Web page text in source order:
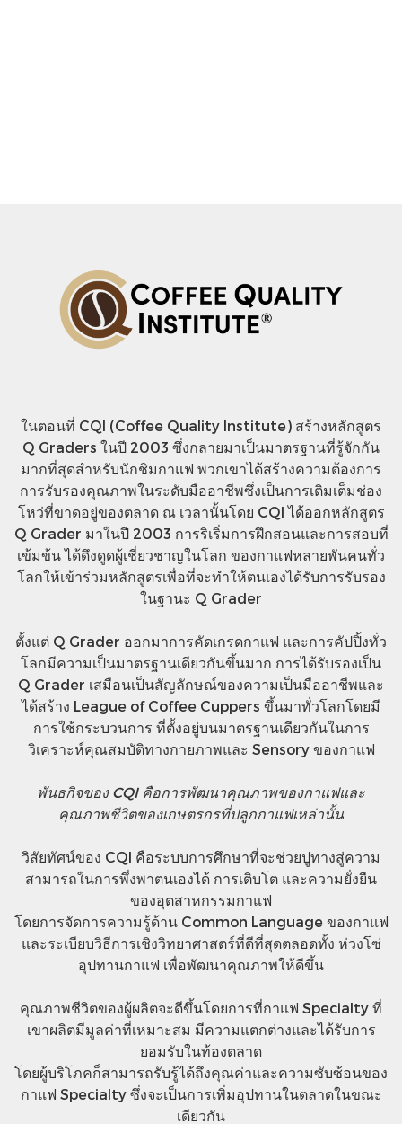
ในตอนที่ CQI (Coffee Quality Institute) สร้างหลักสูตร
Q Graders ในปี 2003 ซึ่งกลายมาเป็นมาตรฐานที่รู้จักกัน
มากที่สุดสำหรับนักชิมกาแฟ พวกเขาได้สร้างความต้องการ
การรับรองคุณภาพในระดับมืออาชีพซึ่งเป็นการเติมเต็มช่อง
โหว่ที่ขาดอยู่ของตลาด ณ เวลานั้นโดย CQI ได้ออกหลักสูตร
Q Grader มาในปี 2003 การริเริ่มการฝึกสอนและการสอบที่
เข้มข้น ได้ดึงดูดผู้เชี่ยวชาญในโลก ของกาแฟหลายพันคนทั่ว
โลกให้เข้าร่วมหลักสูตรเพื่อที่จะทำให้ตนเองได้รับการรับรอง
ในฐานะ Q Grader
ตั้งแต่ Q Grader ออกมาการคัดเกรดกาแฟ และการคัปปิ้งทั่ว
โลกมีความเป็นมาตรฐานเดียวกันขึ้นมาก การได้รับรองเป็น
Q Grader เสมือนเป็นสัญลักษณ์ของความเป็นมืออาชีพและ
ได้สร้าง League of Coffee Cuppers ขึ้นมาทั่วโลกโดยมี
การใช้กระบวนการ ที่ตั้งอยู่บนมาตรฐานเดียวกันในการ
วิเคราะห์คุณสมบัติทางกายภาพและ Sensory ของกาแฟ
พันธกิจของ CQI คือการพัฒนาคุณภาพของกาแฟและ
คุณภาพชีวิตของเกษตรกรที่ปลูกกาแฟเหล่านั้น
วิสัยทัศน์ของ CQI คือระบบการศึกษาที่จะช่วยปูทางสู่ความ
สามารถในการพึ่งพาตนเองได้ การเติบโต และความยั่งยืน
ของอุตสาหกรรมกาแฟ
โดยการจัดการความรู้ด้าน Common Language ของกาแฟ
และระเบียบวิธีการเชิงวิทยาศาสตร์ที่ดีที่สุดตลอดทั้ง ห่วงโซ่
อุปทานกาแฟ เพื่อพัฒนาคุณภาพให้ดีขึ้น
คุณภาพชีวิตของผู้ผลิตจะดีขึ้นโดยการที่กาแฟ Specialty ที่
เขาผลิตมีมูลค่าที่เหมาะสม มีความแตกต่างและได้รับการ
ยอมรับในท้องตลาด
โดยผู้บริโภคก็สามารถรับรู้ได้ถึงคุณค่าและความซับซ้อนของ
กาแฟ Specialty ซึ่งจะเป็นการเพิ่มอุปทานในตลาดในขณะ
เดียวกัน